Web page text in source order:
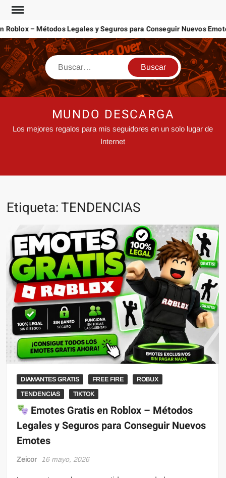
– Métodos Legales y Seguros para Conseguir Nuevos Emotes
MUNDO DESCARGA
Los mejores regalos para mis seguidores en un solo lugar de
Internet
Etiqueta:TENDENCIAS
DIAMANTES GRATIS FREE FIRE ROBUX
TENDENCIAS TIKTOK
Emotes Gratis en Roblox – Métodos
Legales y Seguros para Conseguir Nuevos
Emotes
Zeicor 16 mayo, 2026